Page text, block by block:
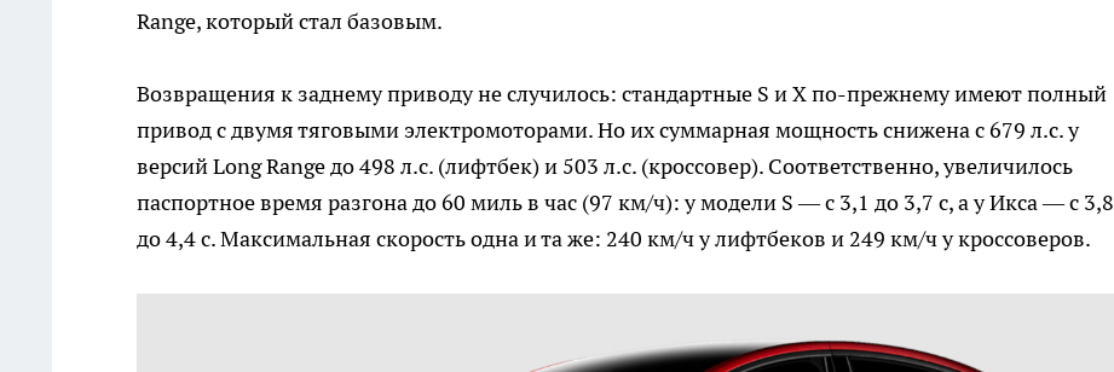
Range, который стал базовым.
Возвращения к заднему приводу не случилось: стандартные S и X по-прежнему имеют полный
привод с двумя тяговыми электромоторами. Но их суммарная мощность снижена с 679 л.с. у
версий Long Range до 498 л.с. (лифтбек) и 503 л.с. (кроссовер). Соответственно, увеличилось
паспортное время разгона до 60 миль в час (97 км/ч): у модели S — с 3,1 до 3,7 с, а у Икса — с 3,8
до 4,4 с. Максимальная скорость одна и та же: 240 км/ч у лифтбеков и 249 км/ч у кроссоверов.